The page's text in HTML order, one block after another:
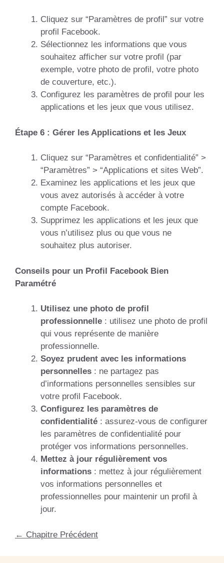
Cliquez sur “Paramètres de profil” sur votre
profil Facebook.
Sélectionnez les informations que vous
souhaitez afficher sur votre profil (par
exemple, votre photo de profil, votre photo
de couverture, etc.).
Configurez les paramètres de profil pour les
applications et les jeux que vous utilisez.
Étape 6 : Gérer les Applications et les Jeux
Cliquez sur “Paramètres et confidentialité” >
“Paramètres” > “Applications et sites Web”.
Examinez les applications et les jeux que
vous avez autorisés à accéder à votre
compte Facebook.
Supprimez les applications et les jeux que
vous n’utilisez plus ou que vous ne
souhaitez plus autoriser.
Conseils pour un Profil Facebook Bien
Paramétré
Utilisez une photo de profil
professionnelle : utilisez une photo de profil
qui vous représente de manière
professionnelle.
Soyez prudent avec les informations
personnelles : ne partagez pas
d’informations personnelles sensibles sur
votre profil Facebook.
Configurez les paramètres de
confidentialité : assurez-vous de configurer
les paramètres de confidentialité pour
protéger vos informations personnelles.
Mettez à jour régulièrement vos
informations : mettez à jour régulièrement
vos informations personnelles et
professionnelles pour maintenir un profil à
jour.
← Chapitre Précédent